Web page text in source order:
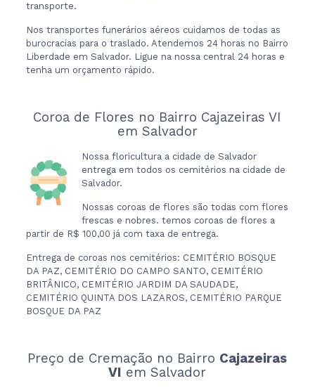
transporte.
Nos transportes funerários aéreos cuidamos de todas as
burocracias para o traslado. Atendemos 24 horas no Bairro
Liberdade em Salvador. Ligue na nossa central 24 horas e
tenha um orçamento rápido.
Coroa de Flores no Bairro Cajazeiras VI
em Salvador
Nossa floricultura a cidade de Salvador
entrega em todos os cemitérios na cidade de
Salvador.
Nossas coroas de flores são todas com flores
frescas e nobres. temos coroas de flores a
partir de R$ 100,00 já com taxa de entrega.
Entrega de coroas nos cemitérios: CEMITÉRIO BOSQUE
DA PAZ, CEMITÉRIO DO CAMPO SANTO, CEMITÉRIO
BRITÂNICO, CEMITÉRIO JARDIM DA SAUDADE,
CEMITÉRIO QUINTA DOS LAZAROS, CEMITÉRIO PARQUE
BOSQUE DA PAZ
Preço de Cremação no Bairro Cajazeiras
VI em Salvador